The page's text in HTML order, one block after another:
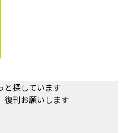
と探しています
復刊お願いします